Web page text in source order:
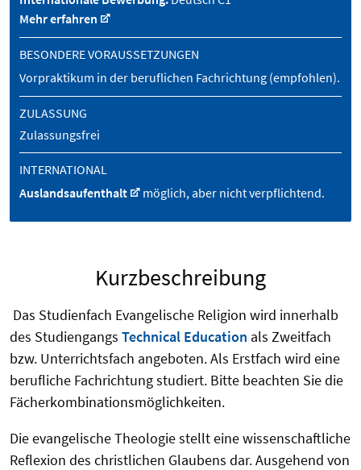
Mehr erfahren
BESONDERE VORAUSSETZUNGEN
Vorpraktikum in der beruflichen Fachrichtung (empfohlen).
ZULASSUNG
Zulassungsfrei
INTERNATIONAL
Auslandsaufenthalt
möglich, aber nicht verpflichtend.
Kurzbeschreibung
Das Studienfach Evangelische Religion wird innerhalb
des Studiengangs Technical Education als Zweitfach
bzw. Unterrichtsfach angeboten. Als Erstfach wird eine
berufliche Fachrichtung studiert. Bitte beachten Sie die
Fächerkombinationsmöglichkeiten.
Die evangelische Theologie stellt eine wissenschaftliche
Reflexion des christlichen Glaubens dar. Ausgehend von